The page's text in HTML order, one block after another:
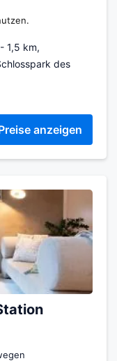
1,5 km,
des
anzeigen